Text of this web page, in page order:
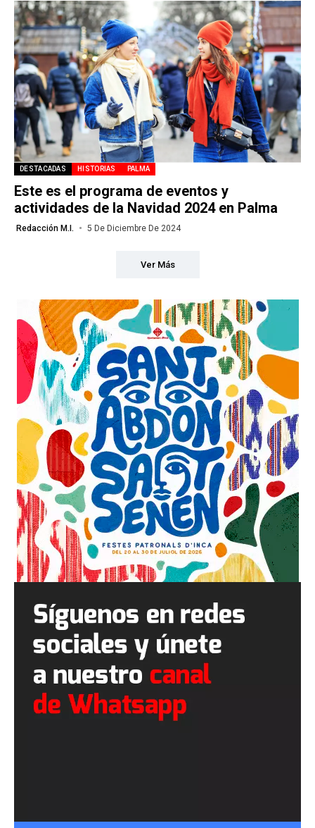
DESTACADAS HISTORIAS PALMA
Este es el programa de eventos y
actividades de la Navidad 2024 en Palma
Redacción M.I. 5 De Diciembre De 2024
Ver Más